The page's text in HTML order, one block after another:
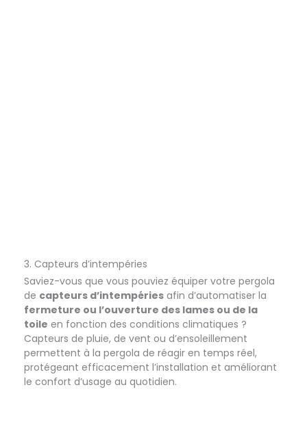
3. Capteurs d’intempéries
Saviez-vous que vous pouviez équiper votre pergola
de capteurs d’intempéries afin d’automatiser la
fermeture ou l’ouverture des lames ou de la
toile en fonction des conditions climatiques ?
Capteurs de pluie, de vent ou d’ensoleillement
permettent à la pergola de réagir en temps réel,
protégeant efficacement l’installation et améliorant
le confort d’usage au quotidien.